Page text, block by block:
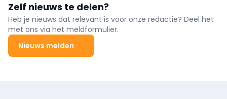
Zelf nieuws te delen?
Heb je nieuws dat relevant is voor onze redactie? Deel het
met ons via het meldformulier.
Nieuws melden